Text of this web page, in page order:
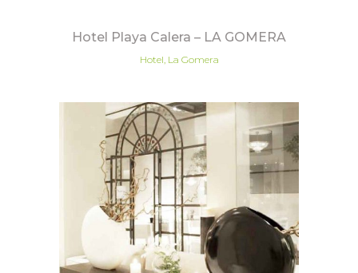
Hotel Playa Calera – LA GOMERA
Hotel, La Gomera